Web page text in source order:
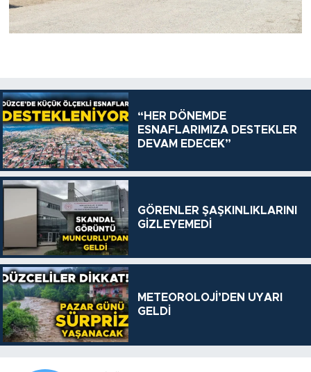
“HER DÖNEMDE
ESNAFLARIMIZA DESTEKLER
DEVAM EDECEK”
GÖRENLER ŞAŞKINLIKLARINI
GİZLEYEMEDİ
METEOROLOJİ’DEN UYARI
GELDİ